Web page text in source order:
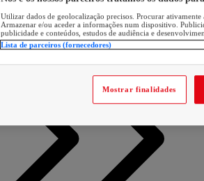
Utilizar dados de geolocalização precisos. Procurar
Armazenar e/ou aceder a informações num dispositivo.
publicidade e conteúdos, estudos de audiência e
Lista de parceiros (fornecedores)
Mostrar finalidades